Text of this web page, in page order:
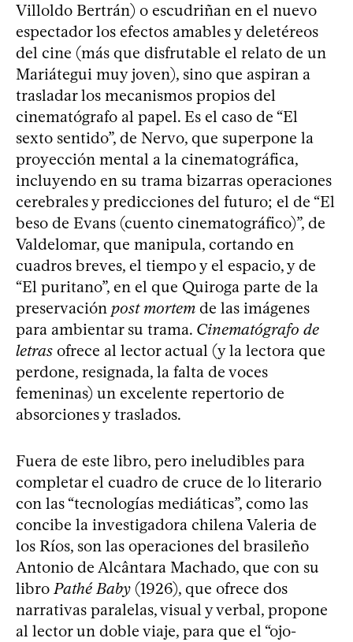
Villoldo Bertrán) o escudriñan en el nuevo
espectador los efectos amables y deletéreos
del cine (más que disfrutable el relato de un
Mariátegui muy joven), sino que aspiran a
trasladar los mecanismos propios del
cinematógrafo al papel. Es el caso de “El
sexto sentido”, de Nervo, que superpone la
proyección mental a la cinematográfica,
incluyendo en su trama bizarras operaciones
cerebrales y predicciones del futuro; el de “El
beso de Evans (cuento cinematográfico)”, de
Valdelomar, que manipula, cortando en
cuadros breves, el tiempo y el espacio, y de
“El puritano”, en el que Quiroga parte de la
preservación post mortem de las imágenes
para ambientar su trama. Cinematógrafo de
letras ofrece al lector actual (y la lectora que
perdone, resignada, la falta de voces
femeninas) un excelente repertorio de
absorciones y traslados.
Fuera de este libro, pero ineludibles para
completar el cuadro de cruce de lo literario
con las “tecnologías mediáticas”, como las
concibe la investigadora chilena Valeria de
los Ríos, son las operaciones del brasileño
Antonio de Alcântara Machado, que con su
libroPathé Baby (1926), que ofrece dos
narrativas paralelas, visual y verbal, propone
al lector un doble viaje, para que el “ojo-